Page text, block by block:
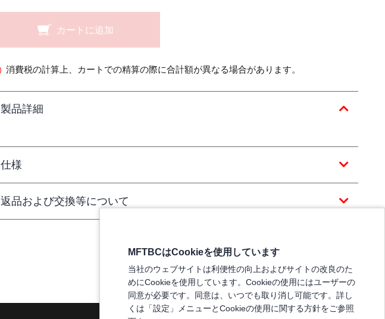
カートに追加
消費税の計算上、カートでの精算の際に合計額が異なる場合があります。
製品詳細
仕様
返品および交換等について
MFTBCはCookieを使用しています
当社のウェブサイトは利便性の向上およびサイトの改良のた
めにCookieを使用しています。Cookieの使用にはユーザーの
同意が必要です。同意は、いつでも取り消し可能です。詳し
くは「設定」メニューとCookieの使用に関する方針をご参照